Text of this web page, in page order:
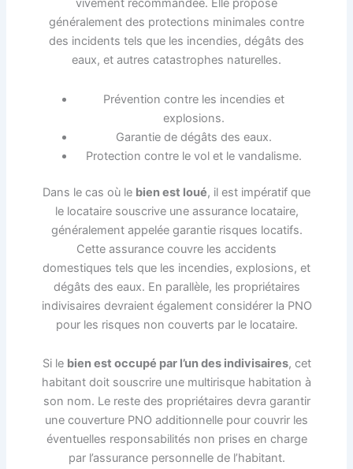
vivement recommandée. Elle propose
généralement des protections minimales contre
des incidents tels que les incendies, dégâts des
eaux, et autres catastrophes naturelles.
Prévention contre les incendies et
explosions.
Garantie de dégâts des eaux.
Protection contre le vol et le vandalisme.
Dans le cas où le bien est loué, il est impératif que
le locataire souscrive une assurance locataire,
généralement appelée garantie risques locatifs.
Cette assurance couvre les accidents
domestiques tels que les incendies, explosions, et
dégâts des eaux. En parallèle, les propriétaires
indivisaires devraient également considérer la PNO
pour les risques non couverts par le locataire.
Si le bien est occupé par l’un des indivisaires, cet
habitant doit souscrire une multirisque habitation à
son nom. Le reste des propriétaires devra garantir
une couverture PNO additionnelle pour couvrir les
éventuelles responsabilités non prises en charge
par l’assurance personnelle de l’habitant.